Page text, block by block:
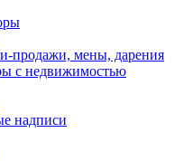
продажи, мены, дарения
с недвижимостью
надписи